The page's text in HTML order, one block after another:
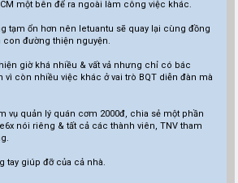
một bên để ra ngoài làm công việc khác.
tạm ổn hơn nên letuantu sẽ quay lại cùng đồng
con đường thiện nguyện.
giờ khá nhiều & vất vả nhưng chỉ có bác
vì còn nhiều việc khác ở vai trò BQT diễn đàn mà
vụ quản lý quán cơm 2000đ, chia sẻ một phần
nói riêng & tất cả các thành viên, TNV tham
tay giúp đỡ của cả nhà.